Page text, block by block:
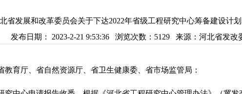
省发展和改革委员会关于下达2022年省级工程研究中心筹备建设计
发布日期： 2023-2-21 9:53:36 浏览次数： 5129来源：河北省发改
教育厅、省自然资源厅、省卫生健康委、省市场监管局：